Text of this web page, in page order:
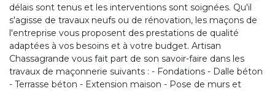
délais sont tenus et les interventions sont soignées. Qu'il
s'agisse de travaux neufs ou de rénovation, les maçons de
l'entreprise vous proposent des prestations de qualité
adaptées à vos besoins et à votre budget. Artisan
Chassagrande vous fait part de son savoir-faire dans les
travaux de maçonnerie suivants : - Fondations - Dalle béton
- Terrasse béton - Extension maison - Pose de murs et